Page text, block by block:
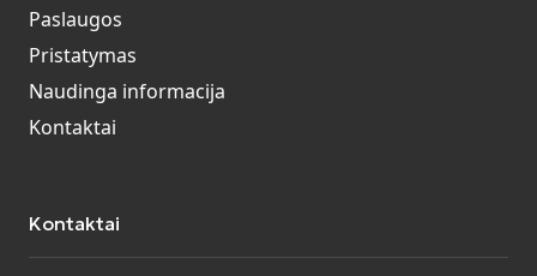
Paslaugos
Pristatymas
Naudinga informacija
Kontaktai
Kontaktai